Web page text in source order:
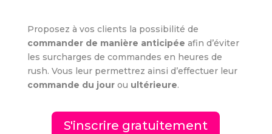
Proposez à vos clients la possibilité de
commander de manière anticipée afin d’éviter
les surcharges de commandes en heures de
rush. Vous leur permettrez ainsi d’effectuer leur
commande du jourou ultérieure.
S'inscrire gratuitement